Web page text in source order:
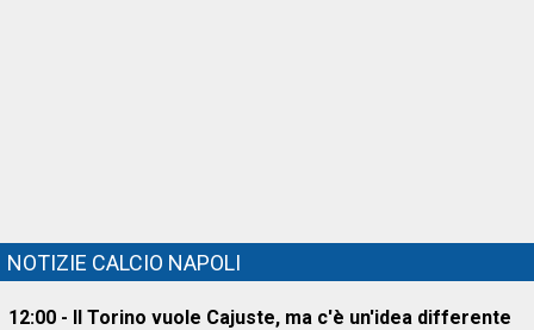
NOTIZIE CALCIO NAPOLI
12:00 - Il Torino vuole Cajuste, ma c'è un'idea differente